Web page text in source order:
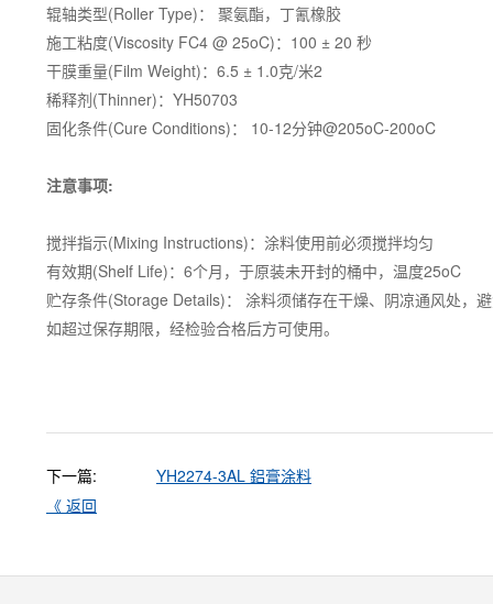
辊轴类型(Roller Type)： 聚氨酯，丁氰橡胶
施工粘度(Viscosity FC4 @ 25oC)：100 ± 20 秒
干膜重量(Film Weight)：6.5 ± 1.0克/米2
稀释剂(Thinner)：YH50703
固化条件(Cure Conditions)： 10-12分钟@205oC-200oC
注意事项:
搅拌指示(Mixing Instructions)：涂料使用前必须搅拌均匀
有效期(Shelf Life)：6个月，于原装未开封的桶中，温度25oC
贮存条件(Storage Details)： 涂料须储存在干燥、阴凉通风处，避
如超过保存期限，经检验合格后方可使用。
下一篇:
YH2274-3AL 鋁膏涂料
《 返回